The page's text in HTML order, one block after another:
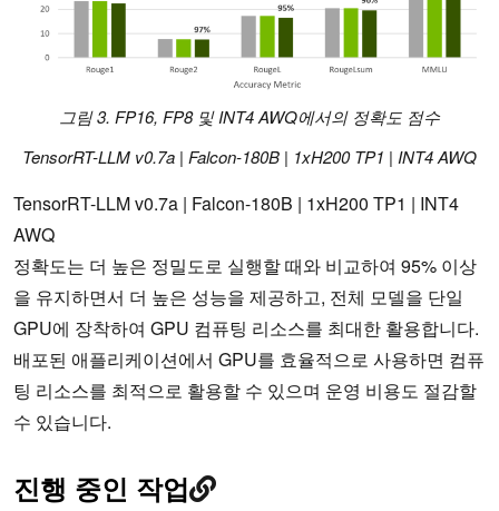
그림 3. FP16, FP8 및 INT4 AWQ에서의 정확도 점수
TensorRT-LLM v0.7a | Falcon-180B | 1xH200 TP1 | INT4 AWQ
TensorRT-LLM v0.7a | Falcon-180B | 1xH200 TP1 | INT4
AWQ
정확도는 더 높은 정밀도로 실행할 때와 비교하여 95% 이상
을 유지하면서 더 높은 성능을 제공하고, 전체 모델을 단일
GPU에 장착하여 GPU 컴퓨팅 리소스를 최대한 활용합니다.
배포된 애플리케이션에서 GPU를 효율적으로 사용하면 컴퓨
팅 리소스를 최적으로 활용할 수 있으며 운영 비용도 절감할
수 있습니다.
진행 중인 작업